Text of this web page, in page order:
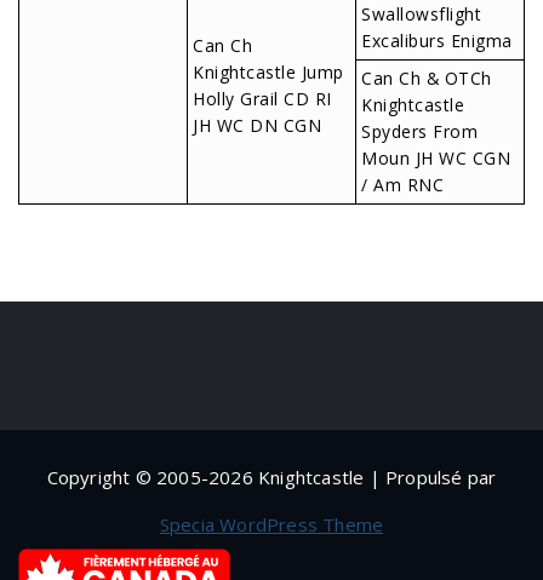
Can Ch
Knightcastle Jump
Holly Grail CD RI
JH WC DN CGN
Swallowsflight
Excaliburs Enigma
Can Ch & OTCh
Knightcastle
Spyders From
Moun JH WC CGN
/ Am RNC
Copyright © 2005-2026 Knightcastle | Propulsé par
Specia WordPress Theme